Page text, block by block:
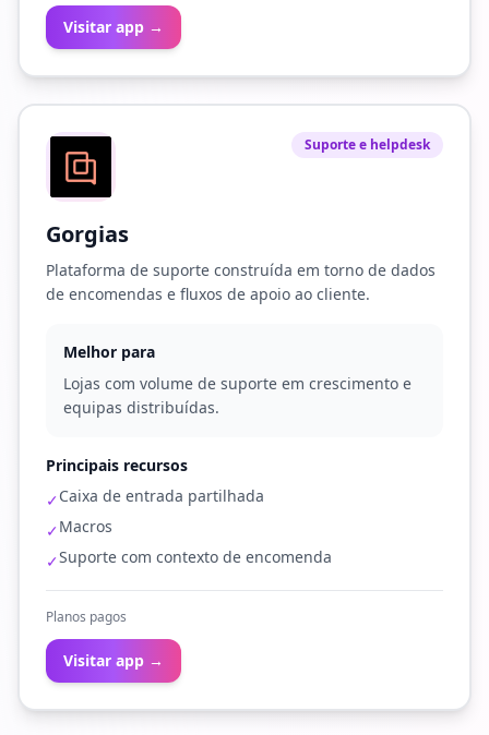
Visitar app →
Suporte e helpdesk
Gorgias
Plataforma de suporte construída em torno de dados
de encomendas e fluxos de apoio ao cliente.
Melhor para
Lojas com volume de suporte em crescimento e
equipas distribuídas.
Principais recursos
✓Caixa de entrada partilhada
✓Macros
✓Suporte com contexto de encomenda
Planos pagos
Visitar app →